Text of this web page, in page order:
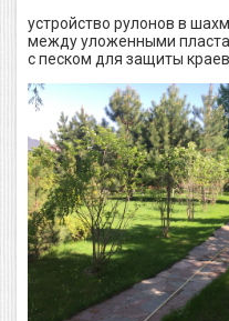
устройство рулонов в
между уложенными
с песком для защиты краев.